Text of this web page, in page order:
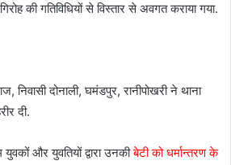
की गतिविधियों से विस्तार से अवगत कराया गया.
निवासी दोनाली, घमंडपुर, रानीपोखरी ने थाना
दी.
और युवतियों द्वारा उनकीबेटी को धर्मान्तरण के